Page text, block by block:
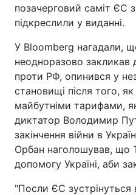
позачерговий саміт ЄС
підкреслили у виданні.
У Bloomberg нагадали,
неодноразово закликав
проти РФ, опинився у
становищі після того,
майбутніми тарифами,
диктатор Володимир
закінчення війни в
Орбан наголошував, що
допомогу Україні, аби
"Посли ЄС